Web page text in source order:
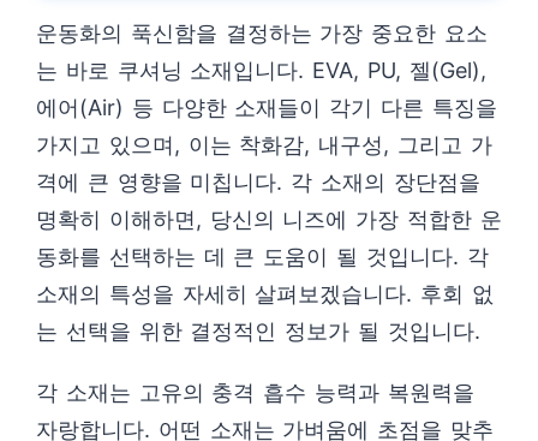
운동화의 푹신함을 결정하는 가장 중요한 요소
는 바로 쿠셔닝 소재입니다. EVA, PU, 젤(Gel),
에어(Air) 등 다양한 소재들이 각기 다른 특징을
가지고 있으며, 이는 착화감, 내구성, 그리고 가
격에 큰 영향을 미칩니다. 각 소재의 장단점을
명확히 이해하면, 당신의 니즈에 가장 적합한 운
동화를 선택하는 데 큰 도움이 될 것입니다. 각
소재의 특성을 자세히 살펴보겠습니다. 후회 없
는 선택을 위한 결정적인 정보가 될 것입니다.
각 소재는 고유의 충격 흡수 능력과 복원력을
자랑합니다. 어떤 소재는 가벼움에 초점을 맞추